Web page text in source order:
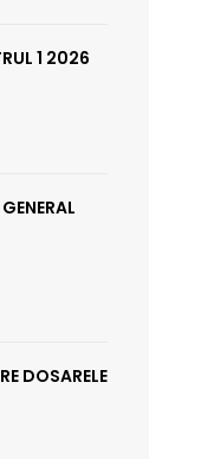
1 2026
DOSARELE